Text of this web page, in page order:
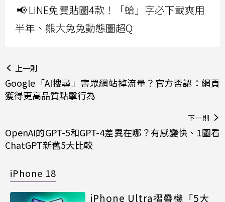
📢 LINE免費貼圖4款！「蛤」字必下載爽用
半年、熊大兔兔動態圖超Q
上一則
Google「AI搜尋」害眾網站掉流量？官方否認：網頁
獲得更高品質點擊行為
下一則
OpenAI的GPT-5和GPT-4差異在哪？有感變快、1圖看
ChatGPT新舊5大比較
iPhone 18
iPhone Ultra摺疊機「5大